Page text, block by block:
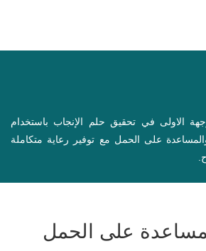
الاولى في تحقيق حلم الإنجاب باستخدام
على الحمل مع توفير رعاية متكاملة
على الحمل